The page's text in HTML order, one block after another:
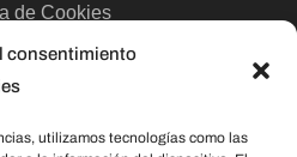
consentimiento
utilizamos tecnologías como las
de Cookies